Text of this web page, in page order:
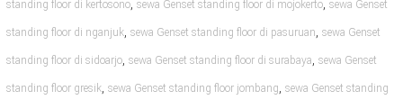
standing floor di kertosono, sewa Genset standing floor di mojokerto, sewa Genset
standing floor di nganjuk, sewa Genset standing floor di pasuruan, sewa Genset
standing floor di sidoarjo, sewa Genset standing floor di surabaya, sewa Genset
standing floor gresik, sewa Genset standing floor jombang, sewa Genset standing